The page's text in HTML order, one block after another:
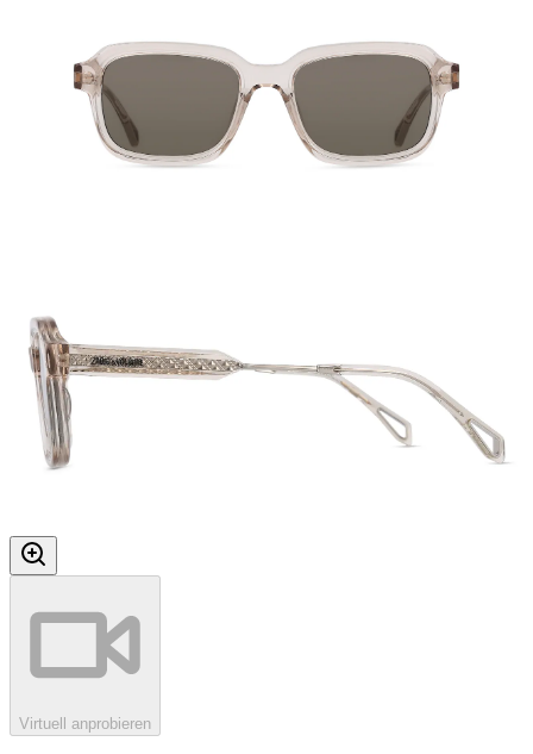
Virtuell anprobieren